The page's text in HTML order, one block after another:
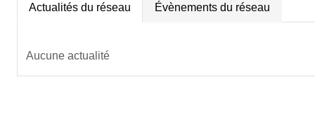
Actualités du réseau Évènements du réseau
Aucune actualité